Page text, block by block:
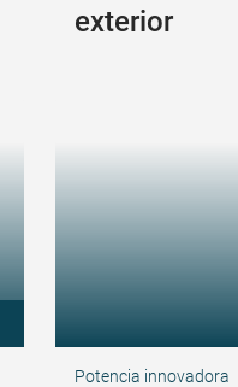
exterior
Potencia innovadora